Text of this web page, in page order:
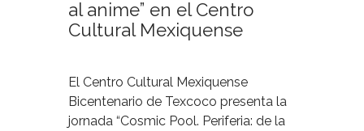
al anime” en el Centro
Cultural Mexiquense
El Centro Cultural Mexiquense
Bicentenario de Texcoco presenta la
jornada “Cosmic Pool. Periferia: de la